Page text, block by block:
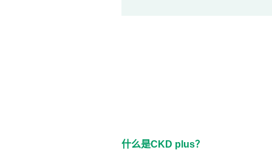
什么是CKD plus？